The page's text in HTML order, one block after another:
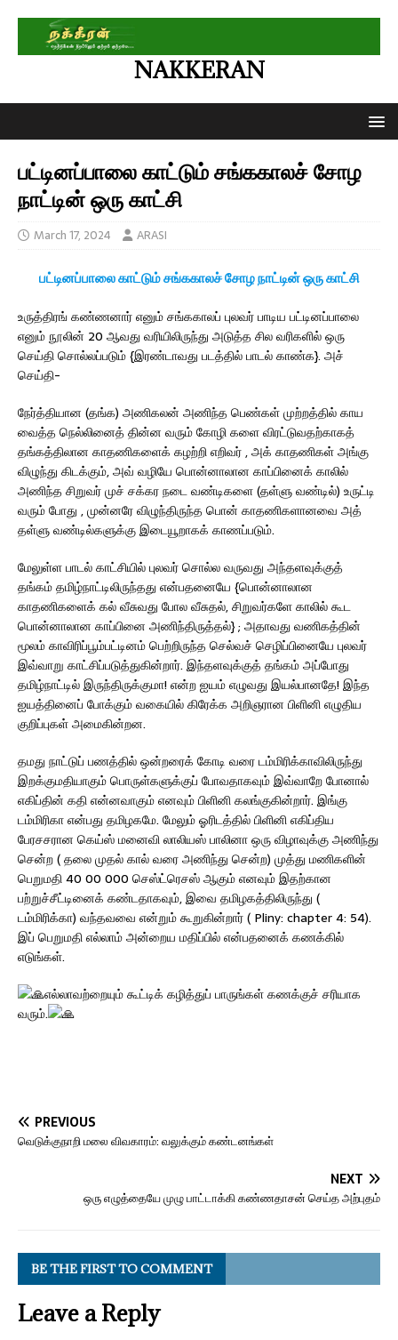
NAKKERAN
பட்டினப்பாலை காட்டும் சங்ககாலச் சோழ
நாட்டின் ஒரு காட்சி
March 17, 2024 ARASI
பட்டினப்பாலை காட்டும் சங்ககாலச் சோழ நாட்டின் ஒரு காட்சி
உருத்திரங் கண்ணனார் எனும் சங்ககாலப் புலவர் பாடிய பட்டினப்பாலை
எனும் நூலின் 20 ஆவது வரியிலிருந்து அடுத்த சில வரிகளில் ஒரு
செய்தி சொல்லப்படும் {இரண்டாவது படத்தில் பாடல் காண்க}. அச்
செய்தி-
நேர்த்தியான (தங்க) அணிகலன் அணிந்த பெண்கள் முற்றத்தில் காய
வைத்த நெல்லினைத் தின்ன வரும் கோழி களை விரட்டுவதற்காகத்
தங்கத்திலான காதணிகளைக் கழற்றி எறிவர் , அக் காதணிகள் அங்கு
விழுந்து கிடக்கும், அவ் வழியே பொன்னாலான காப்பினைக் காலில்
அணிந்த சிறுவர் முச் சக்கர நடை வண்டிகளை (தள்ளு வண்டில்) உருட்டி
வரும் போது , முன்னரே விழுந்திருந்த பொன் காதணிகளானவை அத்
தள்ளு வண்டில்களுக்கு இடையூறாகக் காணப்படும்.
மேலுள்ள பாடல் காட்சியில் புலவர் சொல்ல வருவது அந்தளவுக்குத்
தங்கம் தமிழ்நாட்டிலிருந்தது என்பதனையே {பொன்னாலான
காதணிகளைக் கல் வீசுவது போல வீசுதல், சிறுவர்களே காலில் கூட
பொன்னாலான காப்பினை அணிந்திருத்தல்} ; அதாவது வணிகத்தின்
மூலம் காவிரிப்பூம்பட்டினம் பெற்றிருந்த செல்வச் செழிப்பினையே புலவர்
இவ்வாறு காட்சிப்படுத்துகின்றார். இந்தளவுக்குத் தங்கம் அப்போது
தமிழ்நாட்டில் இருந்திருக்குமா! என்ற ஐயம் எழுவது இயல்பானதே! இந்த
ஐயத்தினைப் போக்கும் வகையில் கிரேக்க அறிஞரான பிளினி எழுதிய
குறிப்புகள் அமைகின்றன.
தமது நாட்டுப் பணத்தில் ஒன்றரைக் கோடி வரை டம்மிரிக்காவிலிருந்து
இறக்குமதியாகும் பொருள்களுக்குப் போவதாகவும் இவ்வாறே போனால்
எகிப்தின் கதி என்னவாகும் எனவும் பிளினி கலங்குகின்றார். இங்கு
டம்மிரிகா என்பது தமிழகமே. மேலும் ஓரிடத்தில் பிளினி எகிப்திய
பேரசசரான கெய்ஸ் மனைவி லாலியஸ் பாலினா ஒரு விழாவுக்கு அணிந்து
சென்ற ( தலை முதல் கால் வரை அணிந்து சென்ற) முத்து மணிகளின்
பெறுமதி 40 00 000 செஸ்ட்ரெசஸ் ஆகும் எனவும் இதற்கான
பற்றுச்சீட்டினைக் கண்டதாகவும், இவை தமிழகத்திலிருந்து (
டம்மிரிக்கா) வந்தவவை என்றும் கூறுகின்றார் ( Pliny: chapter 4: 54).
இப் பெறுமதி எல்லாம் அன்றைய மதிப்பில் என்பதனைக் கணக்கில்
எடுங்கள்.
எல்லாவற்றையும் கூட்டிக் கழித்துப் பாருங்கள் கணக்குச் சரியாக
வரும்.
PREVIOUS
வெடுக்குநாறி மலை விவகாரம்: வலுக்கும் கண்டனங்கள்
NEXT
ஒரு எழுத்தையே முழு பாட்டாக்கி கண்ணதாசன் செய்த அற்புதம்
BE THE FIRST TO COMMENT
Leave a Reply